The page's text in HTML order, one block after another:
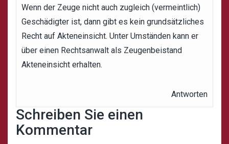
Wenn der Zeuge nicht auch zugleich (vermeintlich)
Geschädigter ist, dann gibt es kein grundsätzliches
Recht auf Akteneinsicht. Unter Umständen kann er
über einen Rechtsanwalt als Zeugenbeistand
Akteneinsicht erhalten.
Antworten
Schreiben Sie einen
Kommentar